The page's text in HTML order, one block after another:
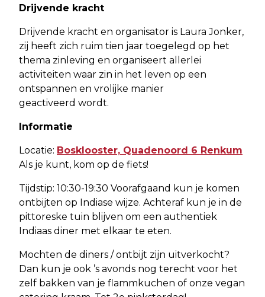
Drijvende kracht
Drijvende kracht en organisator is Laura Jonker,
zij heeft zich ruim tien jaar toegelegd op het
thema zinleving en organiseert allerlei
activiteiten waar zin in het leven op een
ontspannen en vrolijke manier
geactiveerd wordt.
Informatie
Locatie: Bosklooster, Quadenoord 6 Renkum
Als je kunt, kom op de fiets!
Tijdstip: 10:30-19:30 Voorafgaand kun je komen
ontbijten op Indiase wijze. Achteraf kun je in de
pittoreske tuin blijven om een authentiek
Indiaas diner met elkaar te eten.
Mochten de diners / ontbijt zijn uitverkocht?
Dan kun je ook ’s avonds nog terecht voor het
zelf bakken van je flammkuchen of onze vegan